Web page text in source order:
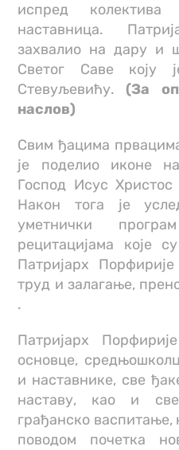
испред
наставница.
захвалио на дару и
Светог Саве коју
Стевуљевићу.(За
наслов)
Свим ђацима
је поделио иконе
Господ Исус
Након тога је
уметнички
рецитацијама које
Патријарх
труд и залагање,
.
Патријарх
основце,
и наставнике, све
наставу, као и
грађанско васпитање,
поводом почетка